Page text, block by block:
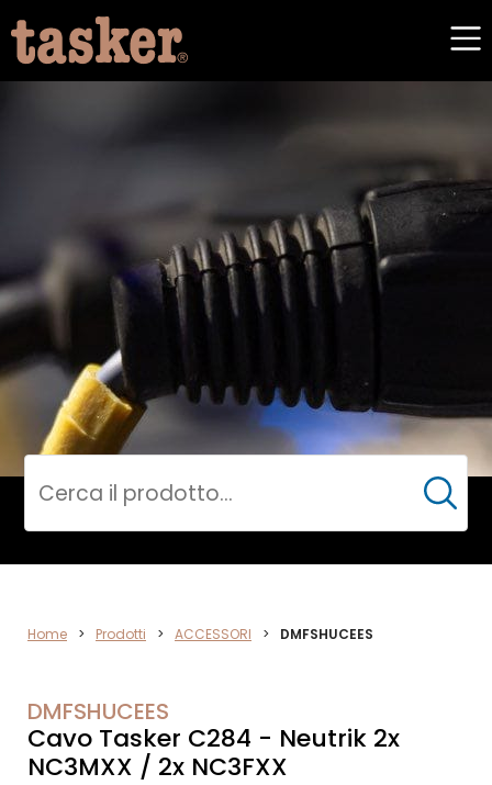
ACCESSORI
Cerca
Home > Prodotti > ACCESSORI > DMFSHUCEES
DMFSHUCEES
Cavo Tasker C284 - Neutrik 2x
NC3MXX / 2x NC3FXX